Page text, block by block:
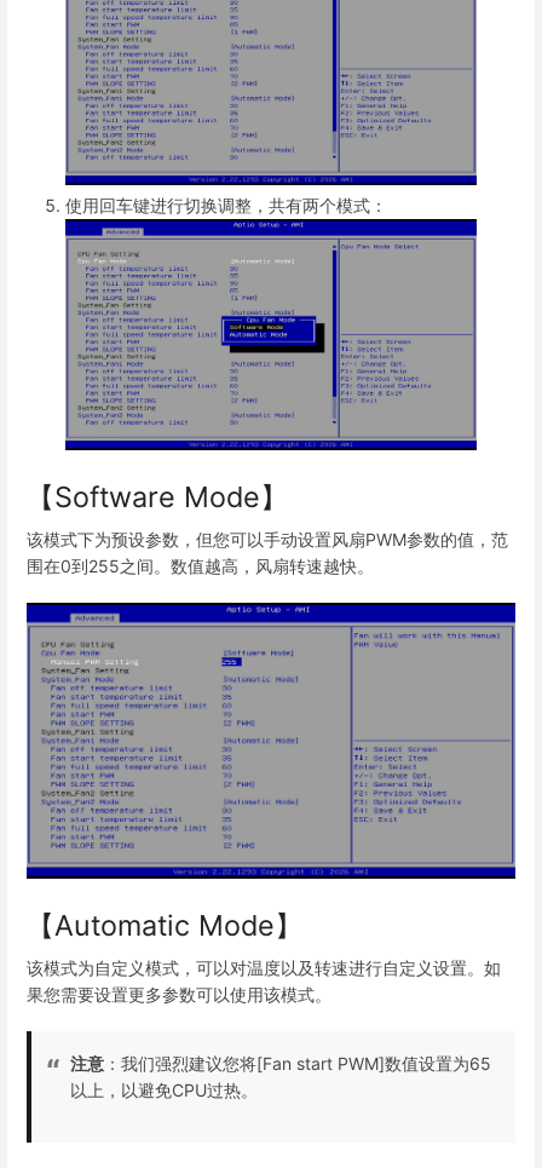
使用回车键进行切换调整，共有两个模式：
【Software Mode】
该模式下为预设参数，但您可以手动设置风扇PWM参数的值，范
围在0到255之间。数值越高，风扇转速越快。
【Automatic Mode】
该模式为自定义模式，可以对温度以及转速进行自定义设置。如
果您需要设置更多参数可以使用该模式。
注意 ：我们强烈建议您将[Fan start PWM]数值设置为65
以上，以避免CPU过热。